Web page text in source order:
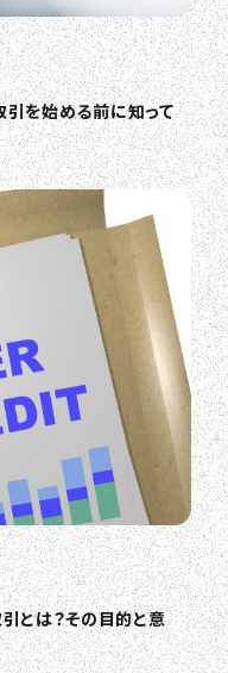
を始める前に知って
は？その目的と意